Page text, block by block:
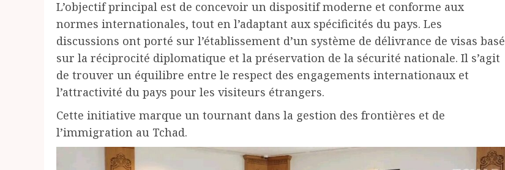
L’objectif principal est de concevoir un dispositif moderne et conforme aux
normes internationales, tout en l’adaptant aux spécificités du pays. Les
discussions ont porté sur l’établissement d’un système de délivrance de visas basé
sur la réciprocité diplomatique et la préservation de la sécurité nationale. Il s’agit
de trouver un équilibre entre le respect des engagements internationaux et
l’attractivité du pays pour les visiteurs étrangers.
Cette initiative marque un tournant dans la gestion des frontières et de
l’immigration au Tchad.